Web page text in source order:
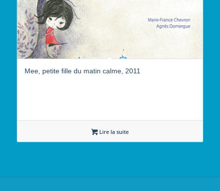
Mee, petite fille du matin calme, 2011
Lire la suite